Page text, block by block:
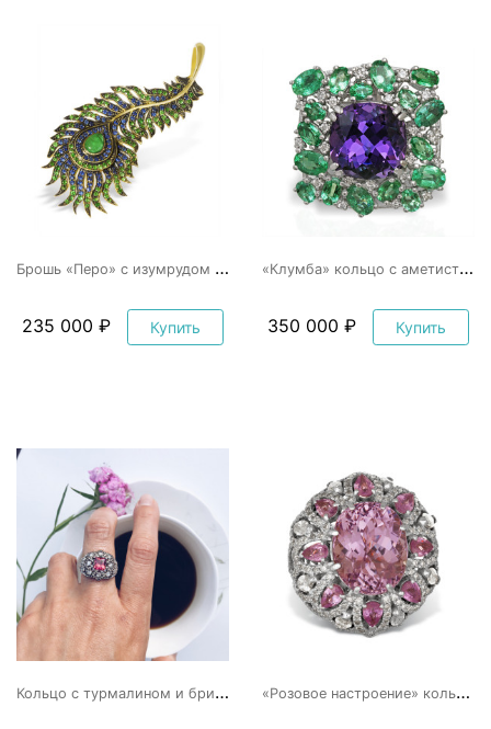
Б
рошь «Перо» с изумрудом и сапфирами
235 000 ₽ Купить
«
Клумба» кольцо с аметистом и изумрудами
350 000 ₽ Купить
К
ольцо с турмалином и бриллиантами «
Розовое настроение» кольцо с кунцитом, сапфирами и бриллиантами